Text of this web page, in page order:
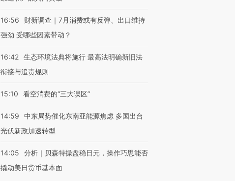
16:56
财新调查｜7月消费或有反弹、出口维持
强劲 受哪些因素带动？
16:42 生态环境法典将施行 最高法明确新旧法
衔接与追责规则
15:10 看空消费的“三大误区”
14:59
中东局势催化东南亚能源焦虑 多国出台
光伏新政加速转型
14:05
分析｜贝森特操盘稳日元，操作巧思能否
撬动美日货币基本面